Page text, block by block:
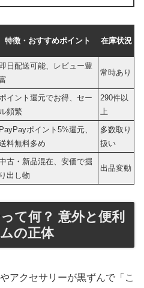
特徴・おすすめポイント 在庫状況
即日配送可能、レビュー豊
常時あり
イント還元でお得、セー
ル頻繁
290件以
上
PayPayポイント5%還元、
料無料多め
多数取り
扱い
古・新品混在、安価で掘
り出し物
出品変動
て何？ 意外と便利
の正体
アクセサリーが黒ずんで「こ